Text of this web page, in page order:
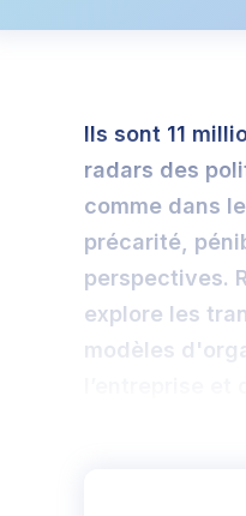
Ils sont 11
radars des
comme dans
précarité,
perspectives.
explore les
modèles